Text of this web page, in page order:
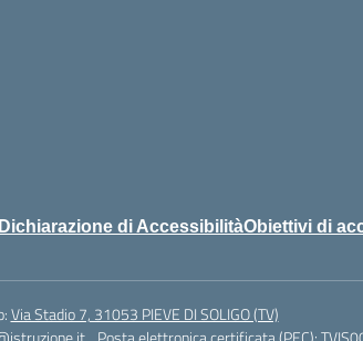
Dichiarazione di AccessibilitàObiettivi di
Via Stadio 7, 31053 PIEVE DI SOLIGO (TV)